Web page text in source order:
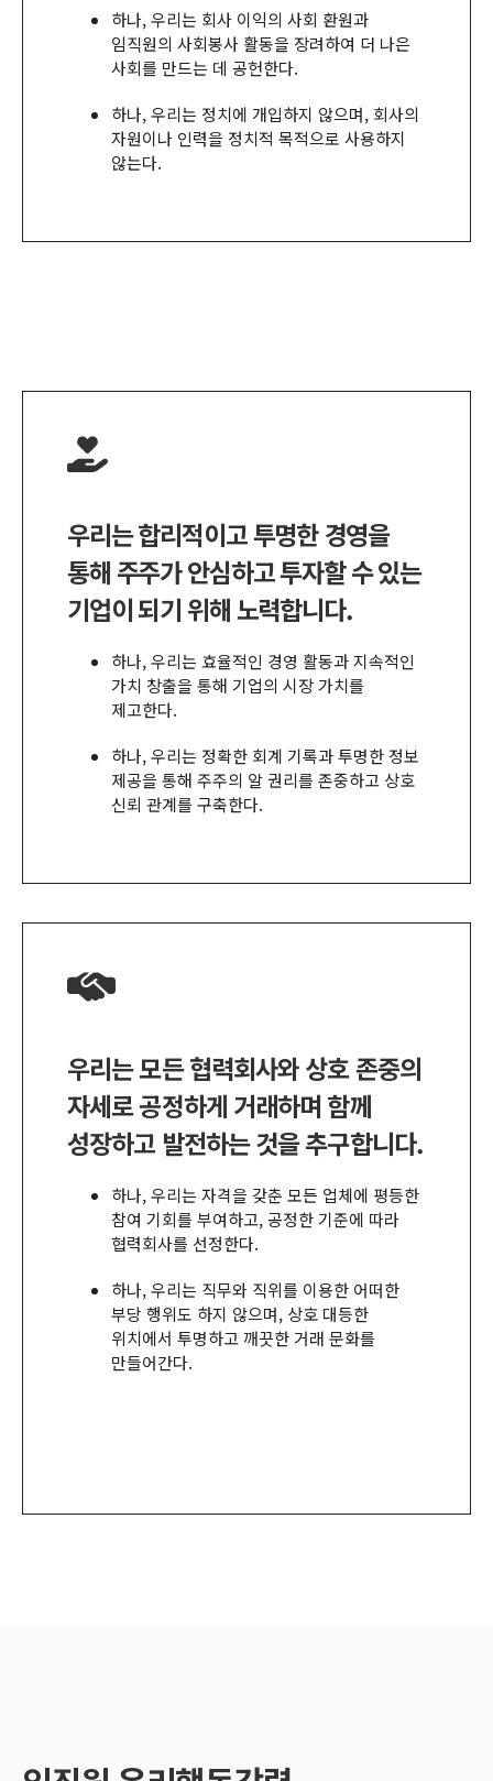
하나,우리는 회사 이익의 사회 환원과
임직원의 사회봉사 활동을 장려하여 더 나은
사회를 만드는 데 공헌한다.
하나,우리는 정치에 개입하지 않으며, 회사의
자원이나 인력을 정치적 목적으로 사용하지
않는다.
우리는 합리적이고 투명한 경영을
통해 주주가 안심하고 투자할 수 있는
기업이 되기 위해 노력합니다.
하나,우리는 효율적인 경영 활동과 지속적인
가치 창출을 통해 기업의 시장 가치를
제고한다.
하나,우리는 정확한 회계 기록과 투명한 정보
제공을 통해 주주의 알 권리를 존중하고 상호
신뢰 관계를 구축한다.
우리는 모든 협력회사와 상호 존중의
자세로 공정하게 거래하며 함께
성장하고 발전하는 것을 추구합니다.
하나,우리는 자격을 갖춘 모든 업체에 평등한
참여 기회를 부여하고,공정한 기준에 따라
협력회사를 선정한다.
하나,우리는 직무와 직위를 이용한 어떠한
부당 행위도 하지 않으며, 상호 대등한
위치에서 투명하고 깨끗한 거래 문화를
만들어간다.